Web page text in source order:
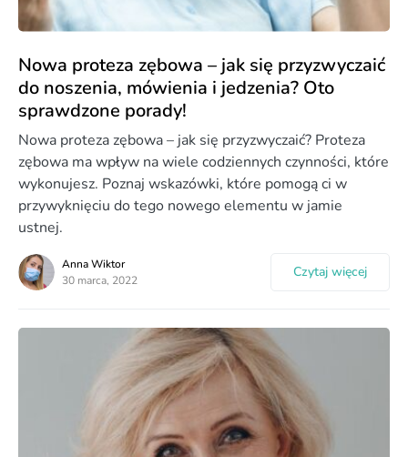
Nowa proteza zębowa – jak się przyzwyczaić
do noszenia, mówienia i jedzenia? Oto
sprawdzone porady!
Nowa proteza zębowa – jak się przyzwyczaić? Proteza
zębowa ma wpływ na wiele codziennych czynności, które
wykonujesz. Poznaj wskazówki, które pomogą ci w
przywyknięciu do tego nowego elementu w jamie
ustnej.
Anna Wiktor
30 marca, 2022
Czytaj więcej